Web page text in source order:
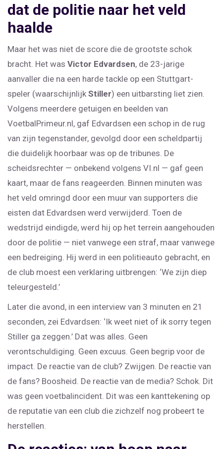
dat de politie naar het veld
haalde
Maar het was niet de score die de grootste schok
bracht. Het was Victor Edvardsen, de 23-jarige
aanvaller die na een harde tackle op een Stuttgart-
speler (waarschijnlijk Stiller) een uitbarsting liet zien.
Volgens meerdere getuigen en beelden van
VoetbalPrimeur.nl, gaf Edvardsen een schop in de rug
van zijn tegenstander, gevolgd door een scheldpartij
die duidelijk hoorbaar was op de tribunes. De
scheidsrechter — onbekend volgens VI.nl — gaf geen
kaart, maar de fans reageerden. Binnen minuten was
het veld omringd door een muur van supporters die
eisten dat Edvardsen werd verwijderd. Toen de
wedstrijd eindigde, werd hij op het terrein aangehouden
door de politie — niet vanwege een straf, maar vanwege
een bedreiging. Hij werd in een politieauto gebracht, en
de club moest een verklaring uitbrengen: ‘We zijn diep
teleurgesteld.’
Later die avond, in een interview van 3 minuten en 21
seconden, zei Edvardsen: ‘Ik weet niet of ik sorry tegen
Stiller ga zeggen.’ Dat was alles. Geen
verontschuldiging. Geen excuus. Geen begrip voor de
impact. De reactie van de club? Zwijgen. De reactie van
de fans? Boosheid. De reactie van de media? Schok. Dit
was geen voetbalincident. Dit was een kanttekening op
de reputatie van een club die zichzelf nog probeert te
herstellen.